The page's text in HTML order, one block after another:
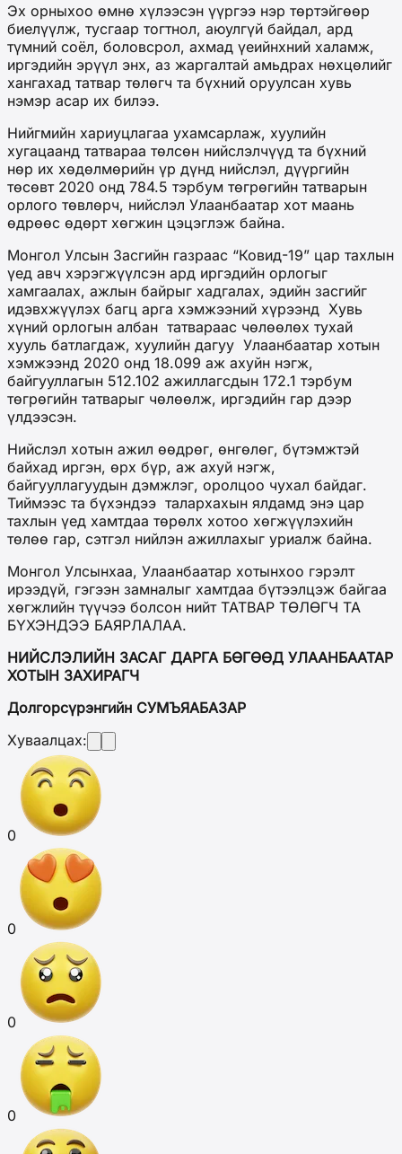
Эх орныхоо өмнө хүлээсэн үүргээ нэр төртэйгөөр
биелүүлж, тусгаар тогтнол, аюулгүй байдал, ард
түмний соёл, боловсрол, ахмад үеийнхний халамж,
иргэдийн эрүүл энх, аз жаргалтай амьдрах нөхцөлийг
хангахад татвар төлөгч та бүхний оруулсан хувь
нэмэр асар их билээ.
Нийгмийн хариуцлагаа ухамсарлаж, хуулийн
хугацаанд татвараа төлсөн нийслэлчүүд та бүхний
нөр их хөдөлмөрийн үр дүнд нийслэл, дүүргийн
төсөвт 2020 онд 784.5 тэрбум төгрөгийн татварын
орлого төвлөрч, нийслэл Улаанбаатар хот маань
өдрөөс өдөрт хөгжин цэцэглэж байна.
Монгол Улсын Засгийн газраас “Ковид-19” цар тахлын
үед авч хэрэгжүүлсэн ард иргэдийн орлогыг
хамгаалах, ажлын байрыг хадгалах, эдийн засгийг
идэвхжүүлэх багц арга хэмжээний хүрээнд Хувь
хүний орлогын албан татвараас чөлөөлөх тухай
хууль батлагдаж, хуулийн дагуу Улаанбаатар хотын
хэмжээнд 2020 онд 18.099 аж ахуйн нэгж,
байгууллагын 512.102 ажиллагсдын 172.1 тэрбум
төгрөгийн татварыг чөлөөлж, иргэдийн гар дээр
үлдээсэн.
Нийслэл хотын ажил өөдрөг, өнгөлөг, бүтэмжтэй
байхад иргэн, өрх бүр, аж ахуй нэгж,
байгууллагуудын дэмжлэг, оролцоо чухал байдаг.
Тиймээс та бүхэндээ талархахын ялдамд энэ цар
тахлын үед хамтдаа төрөлх хотоо хөгжүүлэхийн
төлөө гар, сэтгэл нийлэн ажиллахыг уриалж байна.
Монгол Улсынхаа, Улаанбаатар хотынхоо гэрэлт
ирээдүй, гэгээн замналыг хамтдаа бүтээлцэж байгаа
хөгжлийн түүчээ болсон нийт ТАТВАР ТӨЛӨГЧ ТА
БҮХЭНДЭЭ БАЯРЛАЛАА.
НИЙСЛЭЛИЙН ЗАСАГ ДАРГА БӨГӨӨД УЛААНБААТАР
ХОТЫН ЗАХИРАГЧ
Долгорсүрэнгийн СУМЪЯАБАЗАР
Хуваалцах:
0
0
0
0